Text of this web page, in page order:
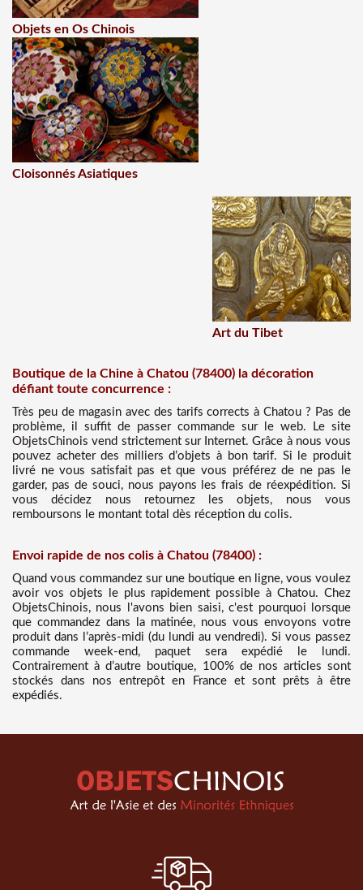
Objets en Os Chinois
Cloisonnés Asiatiques
Art du Tibet
Boutique de la Chine à Chatou (78400) la décoration
défiant toute concurrence :
Très peu de magasin avec des tarifs corrects à Chatou ? Pas de
problème, il suffit de passer commande sur le web. Le site
ObjetsChinois vend strictement sur Internet. Grâce à nous vous
pouvez acheter des milliers d’objets à bon tarif. Si le produit
livré ne vous satisfait pas et que vous préférez de ne pas le
garder, pas de souci, nous payons les frais de réexpédition. Si
vous décidez nous retournez les objets, nous vous
remboursons le montant total dès réception du colis.
Envoi rapide de nos colis à Chatou (78400) :
Quand vous commandez sur une boutique en ligne, vous voulez
avoir vos objets le plus rapidement possible à Chatou. Chez
ObjetsChinois, nous l'avons bien saisi, c'est pourquoi lorsque
que commandez dans la matinée, nous vous envoyons votre
produit dans l’après-midi (du lundi au vendredi). Si vous passez
commande week-end, paquet sera expédié le lundi.
Contrairement à d’autre boutique, 100% de nos articles sont
stockés dans nos entrepôt en France et sont prêts à être
expédiés.